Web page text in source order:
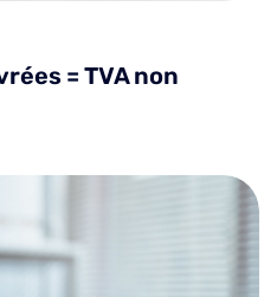
= TVA non